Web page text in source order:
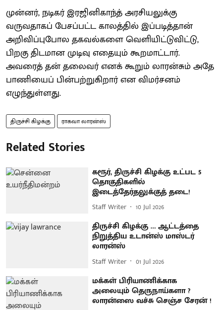
முன்னர், நடிகர் இரஜினிகாந்த் அரசியலுக்கு
வருவதாகப் பேசப்பட்ட காலத்தில் இப்படித்தான்
அறிவிப்புபோல தகவல்களை வெளியிட்டுவிட்டு,
பிறகு திடமான முடிவு எதையும் கூறமாட்டார்.
அவரைத் தன் தலைவர் எனக் கூறும் லாரன்சும் அதே
பாணியைப் பின்பற்றுகிறார் என விமர்சனம்
எழுந்துள்ளது.
திருச்சி கிழக்கு ராகவா லாரன்ஸ்
Related Stories
கரூர், திருச்சி கிழக்கு உட்பட 5
தொகுதிகளில்
இடைத்தேர்தலுக்குத் தடை!
Staff Writer 10 Jul 2026
திருச்சி கிழக்கு … ஆட்டத்தை
நிறுத்திய உடான்ஸ் மாஸ்டர்
லாரன்ஸ்
Staff Writer 01 Jul 2026
மக்கள் பிரியாணிக்காக
அலையும் தெருநாய்களா ?
லாரன்ஸை வச்சு செஞ்ச சேரன் !